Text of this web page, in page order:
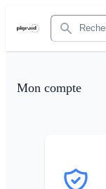
Rechercher
Mon compte